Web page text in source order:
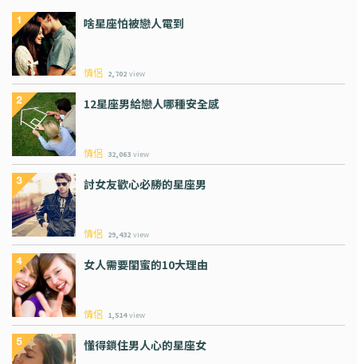
啥星座怕被戀人電到
情侶 2,702 view
12星座男給戀人哪種安全感
情侶 32,063 view
討女友歡心必勝的星座男
情侶 29,432 view
女人需要閨蜜的10大理由
情侶 1,514 view
懂得鎖住男人心的星座女